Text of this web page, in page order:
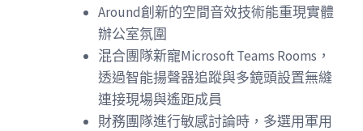
Around創新的空間音效技術能重現實體
辦公室氛圍
混合團隊新寵Microsoft Teams Rooms，
透過智能揚聲器追蹤與多鏡頭設置無縫
連接現場與遙距成員
財務團隊進行敏感討論時，多選用軍用